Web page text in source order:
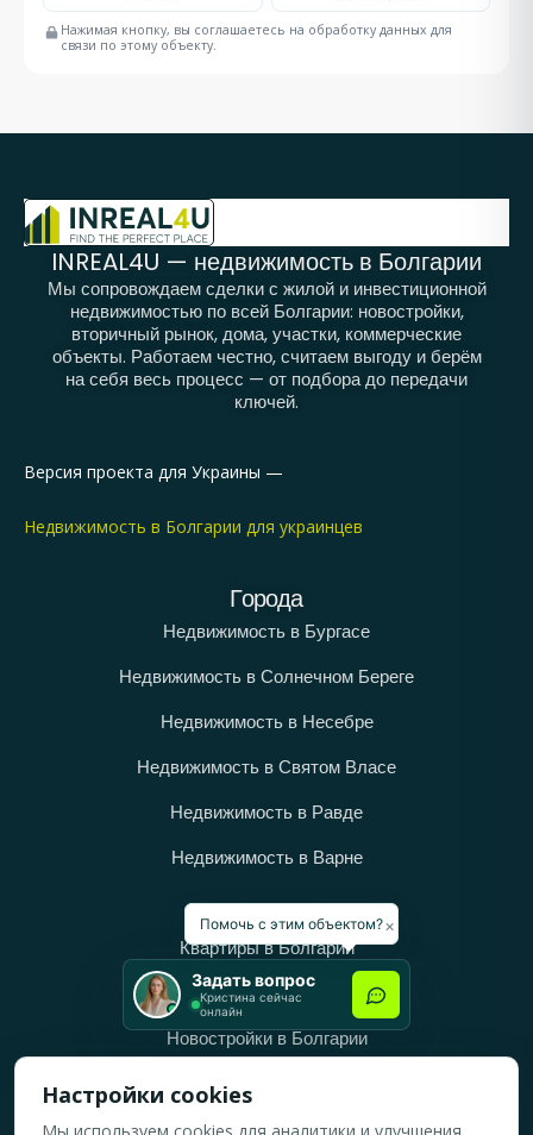
Нажимая кнопку, вы соглашаетесь на обработку данных для
связи по этому объекту.
INREAL4U — недвижимость в Болгарии
Мы сопровождаем сделки с жилой и инвестиционной
недвижимостью по всей Болгарии: новостройки,
вторичный рынок, дома, участки, коммерческие
объекты. Работаем честно, считаем выгоду и берём
на себя весь процесс — от подбора до передачи
ключей.
Версия проекта для Украины —
Недвижимость в Болгарии для украинцев
Города
Недвижимость в Бургасе
Недвижимость в Солнечном Береге
Недвижимость в Несебре
Недвижимость в Святом Власе
Недвижимость в Равде
Недвижимость в Варне
Категории
Квартиры в Болгарии
Дома в Болгарии
Новостройки в Болгарии
Вторичное жильё в Болгарии
×
Помочь с этим объектом?
Задать вопрос
Кристина сейчас
онлайн
Настройки cookies